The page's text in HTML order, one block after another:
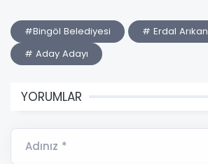
#Bingöl Belediyesi
# Erdal Arıkan
# Aday Adayı
YORUMLAR
Adınız *